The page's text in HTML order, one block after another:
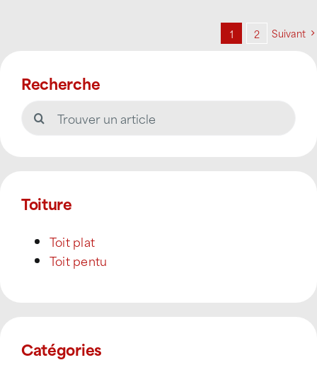
1 2 Suivant
Recherche
Rechercher:
Toiture
Toit plat
Toit pentu
Catégories